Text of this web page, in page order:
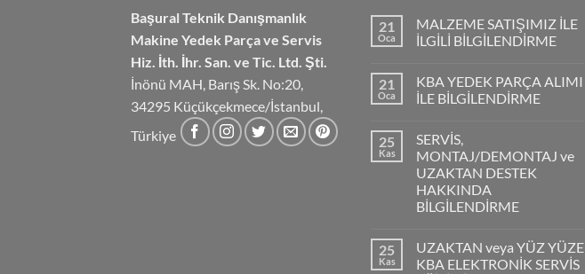
Başural Teknik Danışmanlık
Makine Yedek Parça ve Servis
Hiz. İth. İhr. San. ve Tic. Ltd. Şti.
İnönü MAH, Barış Sk. No:20,
34295 Küçükçekmece/İstanbul,
Türkiye
21
Oca
MALZEME SATIŞIMIZ İLE
İLGİLİ BİLGİLENDİRME
21
Oca
KBA YEDEK PARÇA ALIMI
İLE BİLGİLENDİRME
25
Kas
SERVİS,
MONTAJ/DEMONTAJ ve
UZAKTAN DESTEK
HAKKINDA
BİLGİLENDİRME
25
Kas
UZAKTAN veya YÜZ YÜZE
KBA ELEKTRONİK SERVİS